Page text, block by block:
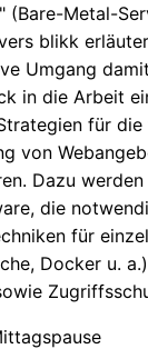
(Bare-Metal-
blikk
Umgang
in die Arbeit
für die
von
Dazu
die
für
Docker u.